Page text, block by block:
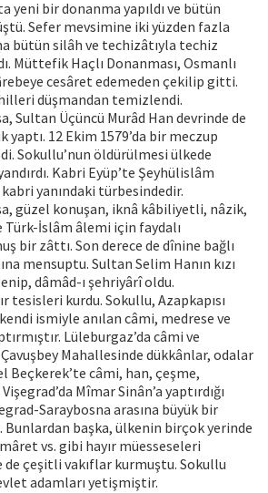
yeni bir donanma yapıldı ve bütün
Sefer mevsimine iki yüzden fazla
bütün silâh ve techizâtıyla techiz
Müttefik Haçlı Donanması, Osmanlı
cesâret edemeden çekilip gitti.
düşmandan temizlendi.
Sultan Üçüncü Murâd Han devrinde de
yaptı. 12 Ekim 1579’da bir meczup
Sokullu’nun öldürülmesi ülkede
Kabri Eyüp’te Şeyhülislâm
yanındaki türbesindedir.
güzel konuşan, iknâ kâbiliyetli, nâzik,
Türk-İslâm âlemi için faydalı
bir zâttı. Son derece de dînine bağlı
mensuptu. Sultan Selim Hanın kızı
dâmâd-ı şehriyârî oldu.
tesisleri kurdu. Sokullu, Azapkapısı
ismiyle anılan câmi, medrese ve
Lüleburgaz’da câmi ve
Mahallesinde dükkânlar, odalar
Beçkerek’te câmi, han, çeşme,
Mîmar Sinân’a yaptırdığı
Saraybosna arasına büyük bir
Bunlardan başka, ülkenin birçok yerinde
vs. gibi hayır müesseseleri
de çeşitli vakıflar kurmuştu. Sokullu
adamları yetişmiştir.